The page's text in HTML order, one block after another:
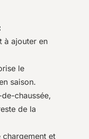
à ajouter en
le
saison.
chaussée,
de la
et